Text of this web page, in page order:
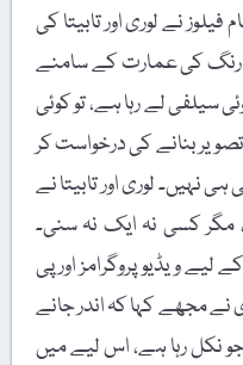
نے لوری اور تابیتا کی
کی عمارت کے سامنے
سیلفی لے رہا ہے، تو کوئی
بنانے کی درخواست کر
نہیں۔ لوری اور تابیتا نے
کسی نہ ایک نہ سنی۔
ویڈیو پروگرامز اور پی
نے مجھے کہا کہ اندر جانے
رہا ہے، اس لیے میں